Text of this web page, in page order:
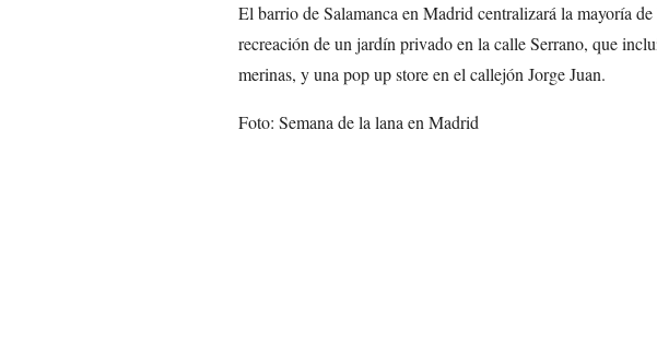
El barrio de Salamanca en Madrid centralizará la mayoría
recreación de un jardín privado en la calle Serrano, que
merinas, y una pop up store en el callejón Jorge Juan.
Foto: Semana de la lana en Madrid